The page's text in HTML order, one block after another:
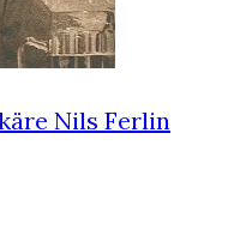
Nils Ferlin